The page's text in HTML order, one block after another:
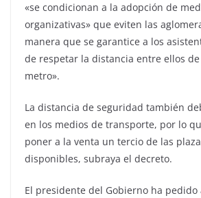
«se condicionan a la adopción de
organizativas» que eviten las
manera que se garantice a los
de respetar la distancia entre ellos
metro».
La distancia de seguridad también
en los medios de transporte, por lo
poner a la venta un tercio de las
disponibles, subraya el decreto.
El presidente del Gobierno ha pedido